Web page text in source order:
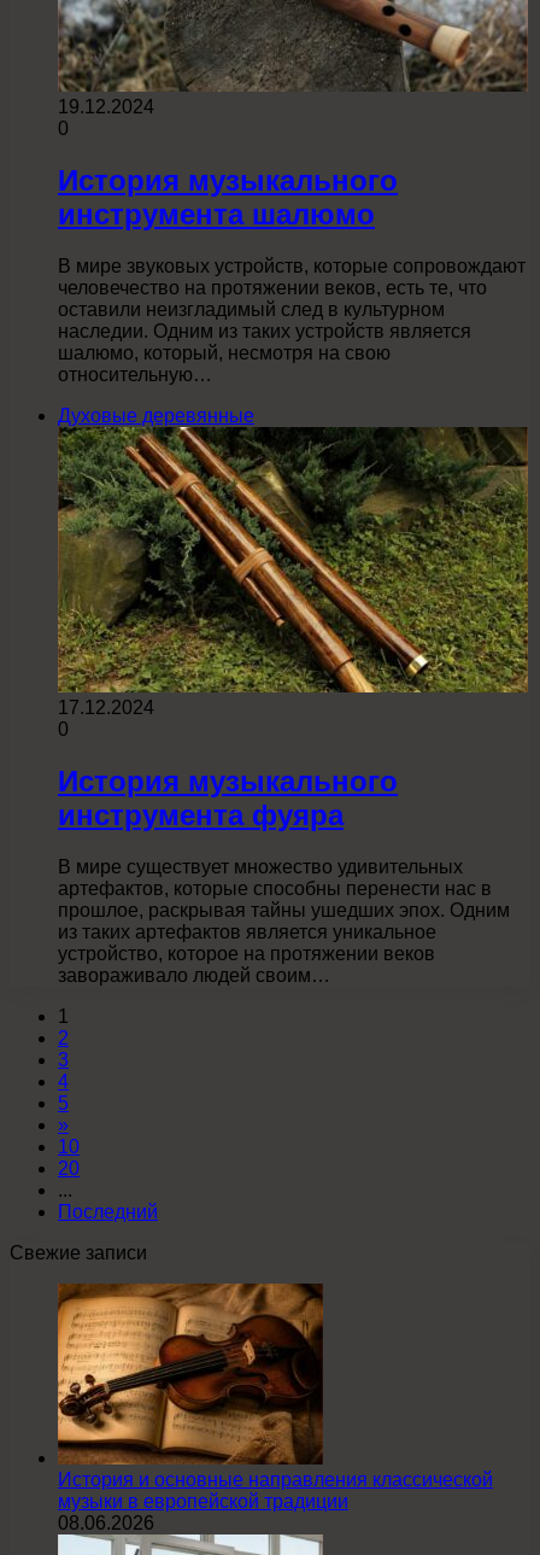
19.12.2024
0
История музыкального
инструмента шалюмо
В мире звуковых устройств, которые сопровождают
человечество на протяжении веков, есть те, что
оставили неизгладимый след в культурном
наследии. Одним из таких устройств является
шалюмо, который, несмотря на свою
относительную…
Духовые деревянные
17.12.2024
0
История музыкального
инструмента фуяра
В мире существует множество удивительных
артефактов, которые способны перенести нас в
прошлое, раскрывая тайны ушедших эпох. Одним
из таких артефактов является уникальное
устройство, которое на протяжении веков
завораживало людей своим…
1
2
3
4
5
»
10
20
...
Последний
Свежие записи
История и основные направления классической
музыки в европейской традиции
08.06.2026